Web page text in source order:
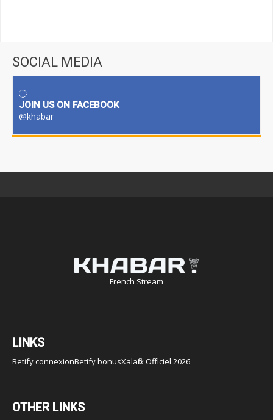
SOCIAL MEDIA
JOIN US ON FACEBOOK
@khabar
French Stream
LINKS
Betify connexionBetify bonusXalaflix Officiel 2026
OTHER LINKS